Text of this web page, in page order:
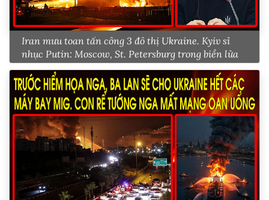
Iran mưu toan tấn công 3 đô thị Ukraine. Kyiv sỉ
nhục Putin: Moscow, St. Petersburg trong biển lửa